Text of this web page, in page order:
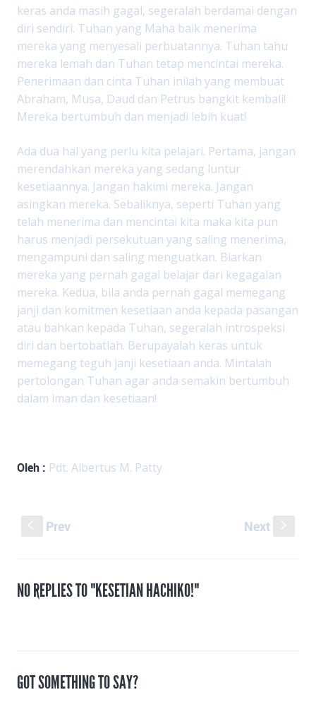
keras anda masih gagal, segeralah berdamai dengan
diri sendiri. Tuhan yang Maha baik menerima
mereka yang menyesali perbuatannya. Tuhan tahu
mereka lemah dan Tuhan tetap mencintai mereka.
Penerimaan dan cinta Tuhan inilah yang membuat
Abraham, Musa, Daud dan Petrus bangkit kembali!
Mereka bertumbuh dan menjadi lebih kuat!
Ada dua hal yang perlu kita pelajari. Pertama, jangan
merendahkan mereka yang sedang luntur
kesetiaannya. Jangan hakimi mereka. Jangan
asingkan mereka. Sebaliknya, seperti Tuhan yang
telah menerima dan mencintai kita maka kita pun
harus menjadi persekutuan yang saling menerima,
mengampuni dan saling menguatkan. Biarkan
mereka yang pernah gagal belajar dari kegagalan
mereka. Kedua, bila anda pernah gagal memegang
janji dan komitmen kesetiaan anda kepada pasangan
atau bahkan kepada Tuhan, segeralah introspeksi
diri dan bertobatlah. Berupayalah keras untuk
memegang teguh janji kesetiaan anda. Mintalah
pertolongan Tuhan agar anda semakin bertumbuh
dalam iman dan kesetiaan!
Oleh : Pdt. Albertus M. Patty
Prev Next
NO REPLIES TO "KESETIAN HACHIKO!"
GOT SOMETHING TO SAY?